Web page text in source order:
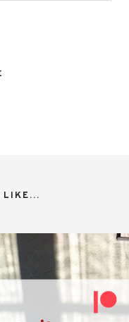
LIKE...